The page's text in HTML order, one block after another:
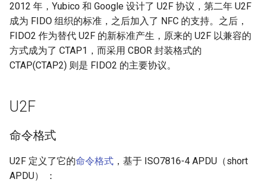
2022
2021
2020
2019
2017
hardware
meta
misc
networking
others
programming
2012 年，Yubico 和 Google 设计了 U2F 协议，第二年 U2F
成为 FIDO 组织的标准，之后加入了 NFC 的支持。之后，
FIDO2 作为替代 U2F 的新标准产生，原来的 U2F 以兼容的
方式成为了 CTAP1，而采用 CBOR 封装格式的
CTAP(CTAP2) 则是 FIDO2 的主要协议。
U2F
命令格式
U2F 定义了它的命令格式 ，基于 ISO7816-4 APDU（short
APDU） ：